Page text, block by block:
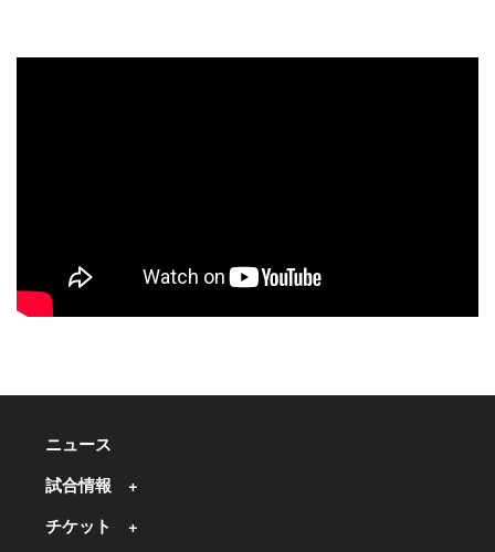
ニュース
試合情報
チケット